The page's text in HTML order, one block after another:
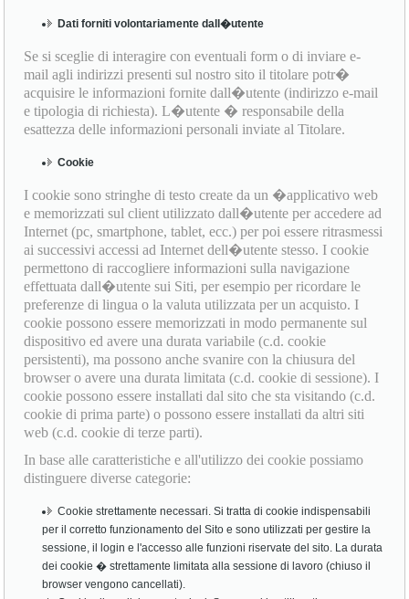
Dati forniti volontariamente dall�utente
Se si sceglie di interagire con eventuali form o di inviare e-
mail agli indirizzi presenti sul nostro sito il titolare potr�
acquisire le informazioni fornite dall�utente (indirizzo e-mail
e tipologia di richiesta). L�utente � responsabile della
esattezza delle informazioni personali inviate al Titolare.
Cookie
I cookie sono stringhe di testo create da un �applicativo web
e memorizzati sul client utilizzato dall�utente per accedere ad
Internet (pc, smartphone, tablet, ecc.) per poi essere ritrasmessi
ai successivi accessi ad Internet dell�utente stesso. I cookie
permettono di raccogliere informazioni sulla navigazione
effettuata dall�utente sui Siti, per esempio per ricordare le
preferenze di lingua o la valuta utilizzata per un acquisto. I
cookie possono essere memorizzati in modo permanente sul
dispositivo ed avere una durata variabile (c.d. cookie
persistenti), ma possono anche svanire con la chiusura del
browser o avere una durata limitata (c.d. cookie di sessione). I
cookie possono essere installati dal sito che sta visitando (c.d.
cookie di prima parte) o possono essere installati da altri siti
web (c.d. cookie di terze parti).
In base alle caratteristiche e all'utilizzo dei cookie possiamo
distinguere diverse categorie:
Cookie strettamente necessari. Si tratta di cookie indispensabili
per il corretto funzionamento del Sito e sono utilizzati per gestire la
sessione, il login e l'accesso alle funzioni riservate del sito. La durata
dei cookie � strettamente limitata alla sessione di lavoro (chiuso il
browser vengono cancellati).